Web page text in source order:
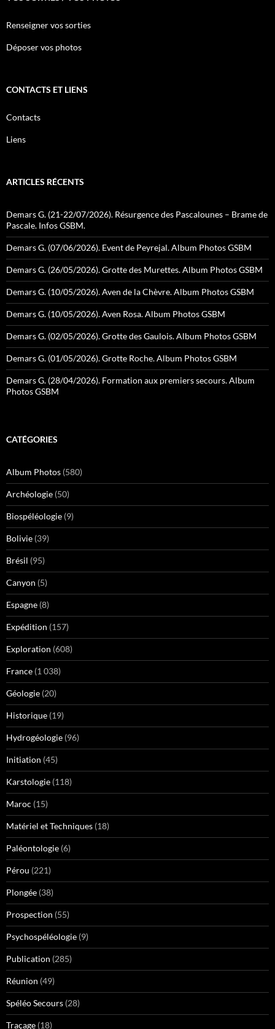
Renseigner vos sorties
Déposer vos photos
CONTACTS ET LIENS
Contacts
Liens
ARTICLES RÉCENTS
Demars G. (21-22/07/2026). Résurgence des Pascalounes – Brame de
Pascale. Infos GSBM.
Demars G. (07/06/2026). Event de Peyrejal. Album Photos GSBM
Demars G. (26/05/2026). Grotte des Murettes. Album Photos GSBM
Demars G. (10/05/2026). Aven de la Chèvre. Album Photos GSBM
Demars G. (10/05/2026). Aven Rosa. Album Photos GSBM
Demars G. (02/05/2026). Grotte des Gaulois. Album Photos GSBM
Demars G. (01/05/2026). Grotte Roche. Album Photos GSBM
Demars G. (28/04/2026). Formation aux premiers secours. Album
Photos GSBM
CATÉGORIES
Album Photos (580)
Archéologie (50)
Biospéléologie (9)
Bolivie (39)
Brésil (95)
Canyon (5)
Espagne (8)
Expédition (157)
Exploration (608)
France (1 038)
Géologie (20)
Historique (19)
Hydrogéologie (96)
Initiation (45)
Karstologie (118)
Maroc (15)
Matériel et Techniques (18)
Paléontologie (6)
Pérou (221)
Plongée (38)
Prospection (55)
Psychospéléologie (9)
Publication (285)
Réunion (49)
Spéléo Secours (28)
Traçage (18)